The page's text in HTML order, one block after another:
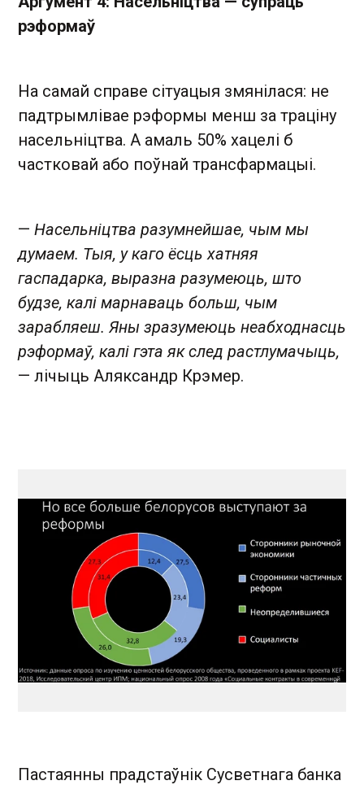
рэформаў
На самай справе сітуацыя змянілася: не
падтрымлівае рэформы менш за траціну
насельніцтва. А амаль 50% хацелі б
частковай або поўнай трансфармацыі.
— Насельніцтва разумнейшае, чым мы
думаем. Тыя, у каго ёсць хатняя
гаспадарка, выразна разумеюць, што
будзе, калі марнаваць больш, чым
зарабляеш. Яны зразумеюць неабходнасць
рэформаў, калі гэта як след растлумачыць,
— лічыць Аляксандр Крэмер.
Пастаянны прадстаўнік Сусветнага банка